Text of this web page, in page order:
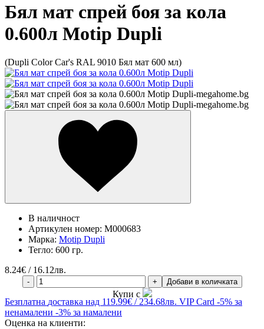
Бял мат спрей боя за кола
0.600л Motip Dupli
(Dupli Color Car's RAL 9010 Бял мат 600 мл)
В наличност
Артикулен номер: M000683
Марка: Motip Dupli
Тегло: 600 гр.
8.24€ / 16.12лв.
- + Добави в количката
Купи с
Безплатна доставка над 119.99€ / 234.68лв. VIP Card -5% за
ненамалени -3% за намалени
Оценка на клиенти: